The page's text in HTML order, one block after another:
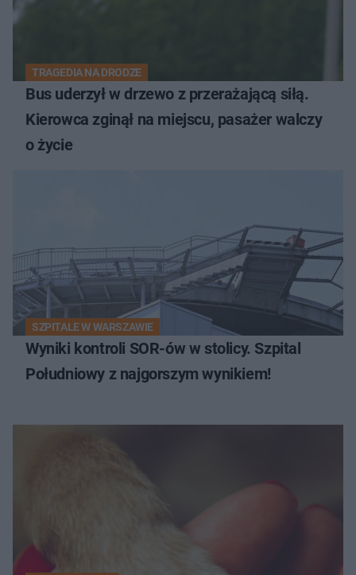
TRAGEDIA NA DRODZE
Bus uderzył w drzewo z przerażającą siłą.
Kierowca zginął na miejscu, pasażer walczy
o życie
SZPITALE W WARSZAWIE
Wyniki kontroli SOR-ów w stolicy. Szpital
Południowy z najgorszym wynikiem!